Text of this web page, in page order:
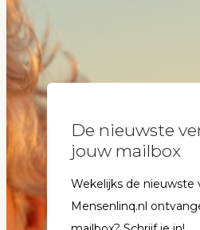
De nieuwste
jouw mailbox
Wekelijks de nieuwste
Mensenlinq.nl